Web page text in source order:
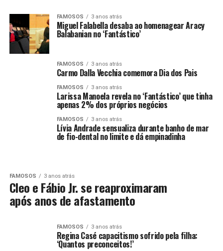
FAMOSOS 3 anos atrás
Miguel Falabella desaba ao homenagear Aracy
Balabanian no ‘Fantástico’
FAMOSOS 3 anos atrás
Carmo Dalla Vecchia comemora Dia dos Pais
FAMOSOS 3 anos atrás
Larissa Manoela revela no ‘Fantástico’ que tinha
apenas 2% dos próprios negócios
FAMOSOS 3 anos atrás
Lívia Andrade sensualiza durante banho de mar
de fio-dental no limite e dá empinadinha
FAMOSOS 3 anos atrás
Cleo e Fábio Jr. se reaproximaram
após anos de afastamento
FAMOSOS 3 anos atrás
Regina Casé capacitismo sofrido pela filha:
‘Quantos preconceitos!’